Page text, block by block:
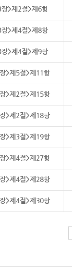
>제2절>제6항
>제4절>제8항
>제4절>제9항
>제5절>제11항
>제2절>제15항
>제2절>제18항
>제3절>제19항
>제4절>제27항
>제4절>제28항
>제4절>제30항